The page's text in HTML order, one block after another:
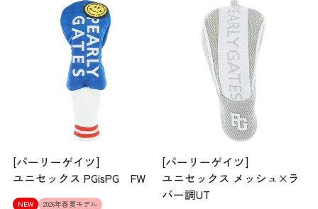
[パーリーゲイツ]
ユニセックス PGisPG FW
NEW 2026年春夏モデル
[パーリーゲイツ]
ユニセックス メッシュ×ラ
バー調UT